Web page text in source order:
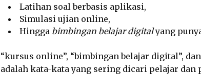
Latihan soal berbasis aplikasi,
Simulasi ujian online,
Hingga bimbingan belajar digitalyang
“kursus online”, “bimbingan belajar digital”,
adalah kata-kata yang sering dicari pelajar